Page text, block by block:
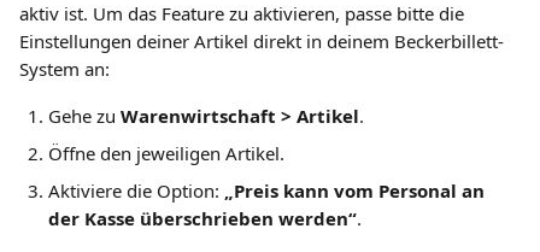
aktiv ist. Um das Feature zu aktivieren, passe bitte die
Einstellungen deiner Artikel direkt in deinem Beckerbillett-
System an:
Gehe zu Warenwirtschaft > Artikel.
Öffne den jeweiligen Artikel.
Aktiviere die Option: „Preis kann vom Personal an
der Kasse überschrieben werden“.